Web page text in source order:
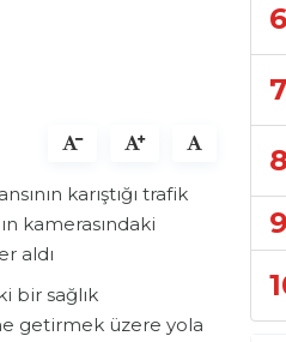
karıştığı trafik
kamerasındaki
aldı
bir sağlık
getirmek üzere yola
6
7
8
9